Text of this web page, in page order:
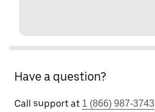
Have a question?
Call support at 1 (866) 987-3743